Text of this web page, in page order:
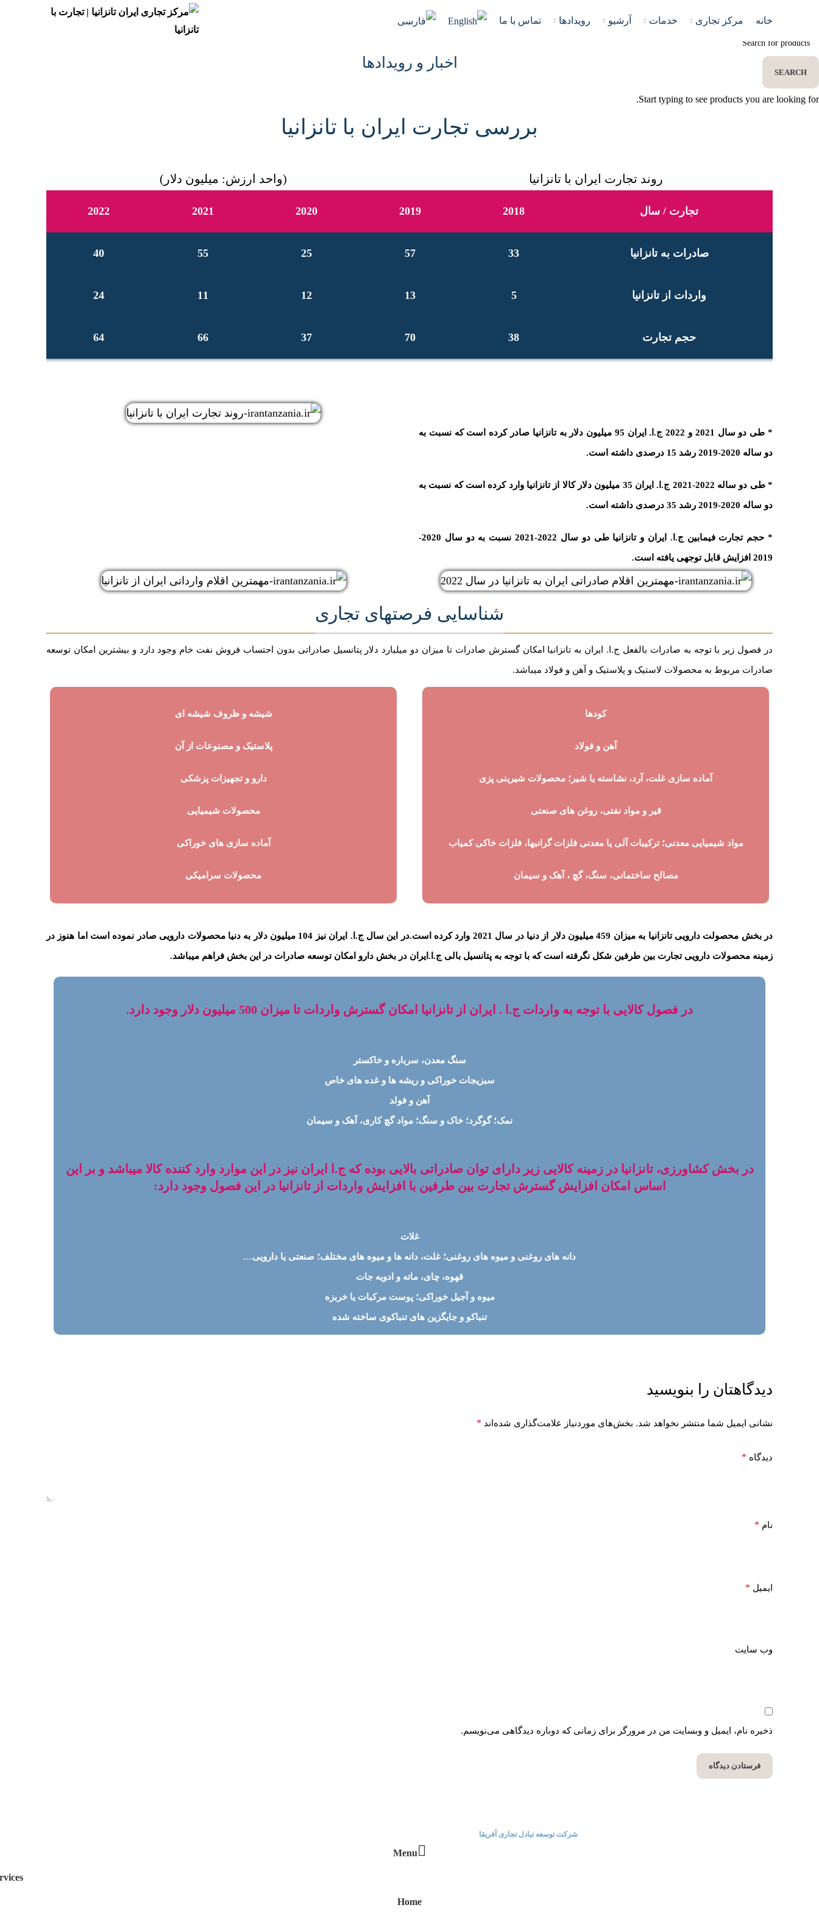
خانه مرکز تجاری خدمات آرشیو رویدادها تماس با ما
اخبار و رویدادها
بررسی تجارت ایران با تانزانیا
(واحد ارزش: میلیون دلار) روند تجارت ایران با تانزانیا
تجارت / سال 2018
2019
2020
2021
2022
صادرات به تانزانیا 33
57
25
55
40
واردات از تانزانیا 5
13
12
11
24
حجم تجارت 38
70
37
66
64
* طی دو سال 2021 و 2022 ج.ا. ایران 95 میلیون دلار به تانزانیا صادر کرده است که نسبت به
دو ساله 2020-2019 رشد 15 درصدی داشته است.
* طی دو ساله 2022-2021 ج.ا. ایران 35 میلیون دلار کالا از تانزانیا وارد کرده است که نسبت به
دو ساله 2020-2019 رشد 35 درصدی داشته است.
* حجم تجارت فیمابین ج.ا. ایران و تانزانیا طی دو سال 2022-2021 نسبت به دو سال 2020-
2019 افزایش قابل توجهی یافته است.
شناسایی فرصتهای تجاری
در فصول زیر با توجه به صادرات بالفعل ج.ا. ایران به تانزانیا امکان گسترش صادرات تا میزان دو میلیارد دلار پتانسیل صادراتی بدون احتساب فروش نفت خام وجود دارد و بیشترین امکان توسعه
صادرات مربوط به محصولات لاستیک و پلاستیک و آهن و فولاد میباشد.
شیشه و ظروف شیشه ای
پلاستیک و مصنوعات از آن
دارو و تجهیزات پزشکی
محصولات شیمیایی
آماده سازی های خوراکی
محصولات سرامیکی
کودها
آهن و فولاد
آماده سازی غلت، آرد، نشاسته یا شیر؛ محصولات شیرینی پزی
قیر و مواد نفتی، روغن های صنعتی
مواد شیمیایی معدنی؛ ترکیبات آلی یا معدنی فلزات گرانبها، فلزات خاکی کمیاب
مصالح ساختمانی، سنگ، گچ ، آهک و سیمان
در بخش محصولت دارویی تانزانیا به میزان 459 میلیون دلار از دنیا در سال 2021 وارد کرده است.در این سال ج.ا. ایران نیز 104 میلیون دلار به دنیا محصولات دارویی صادر نموده است اما هنوز در
زمینه محصولات دارویی تجارت بین طرفین شکل نگرفته است که با توجه به پتانسیل بالی ج.ا.ایران در بخش دارو امکان توسعه صادرات در این بخش فراهم میباشد.
در فصول کالایی با توجه به واردات ج.ا . ایران از تانزانیا امکان گسترش واردات تا میزان 500 میلیون دلار وجود دارد.
سنگ معدن، سرباره و خاکستر
سبزیجات خوراکی و ریشه ها و غده های خاص
آهن و فولد
نمک؛ گوگرد؛ خاک و سنگ؛ مواد گچ کاری، آهک و سیمان
در بخش کشاورزی، تانزانیا در زمینه کالایی زیر دارای توان صادراتی بالایی بوده که ج.ا ایران نیز در این موارد وارد کننده کالا میباشد و بر این
اساس امکان افزایش گسترش تجارت بین طرفین با افزایش واردات از تانزانیا در این فصول وجود دارد:
غلات
دانه های روغنی و میوه های روغنی؛ غلت، دانه ها و میوه های مختلف؛ صنعتی یا دارویی…
قهوه، چای، ماته و ادویه جات
میوه و آجیل خوراکی؛ پوست مرکبات یا خربزه
تنباکو و جایگزین های تنباکوی ساخته شده
دیدگاهتان را بنویسید
نشانی ایمیل شما منتشر نخواهد شد. بخش‌های موردنیاز علامت‌گذاری شده‌اند *
دیدگاه *
نام *
ایمیل *
وب‌ سایت
ذخیره نام، ایمیل و وبسایت من در مرورگر برای زمانی که دوباره دیدگاهی می‌نویسم.
شرکت توسعه تبادل تجاری آفریقا
SEARCH
Start typing to see products you are looking for.
Menu
Home